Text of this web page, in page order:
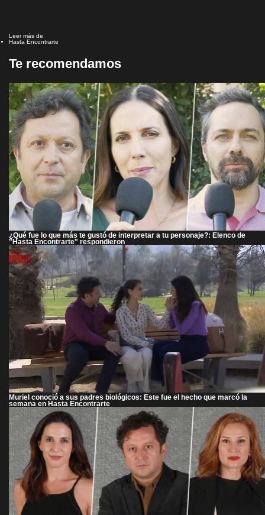
Leer más de
Hasta Encontrarte
Te recomendamos
¿Qué fue lo que más te gustó de interpretar a tu personaje?: Elenco de
"Hasta Encontrarte" respondieron
Muriel conoció a sus padres biológicos: Este fue el hecho que marcó la
semana en Hasta Encontrarte